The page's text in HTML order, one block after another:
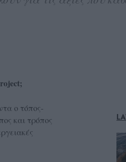
ο τόπος-
και τρόπος